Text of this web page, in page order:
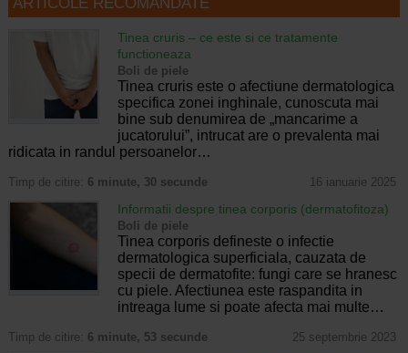
Tinea cruris – ce este si ce tratamente
functioneaza
Boli de piele
Tinea cruris este o afectiune dermatologica
specifica zonei inghinale, cunoscuta mai
bine sub denumirea de „mancarime a
jucatorului”, intrucat are o prevalenta mai
ridicata in randul persoanelor…
Timp de citire: 6 minute, 30 secunde 16 ianuarie 2025
Informatii despre tinea corporis (dermatofitoza)
Boli de piele
Tinea corporis defineste o infectie
dermatologica superficiala, cauzata de
specii de dermatofite: fungi care se hranesc
cu piele. Afectiunea este raspandita in
intreaga lume si poate afecta mai multe…
Timp de citire: 6 minute, 53 secunde 25 septembrie 2023